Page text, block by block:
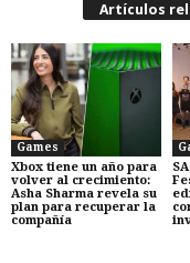
Artículos
Games
Xbox tiene un año para
volver al crecimiento:
Asha Sharma revela su
plan para recuperar la
compañía